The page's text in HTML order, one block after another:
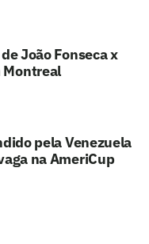
João Fonseca x
Montreal
pela Venezuela
na AmeriCup